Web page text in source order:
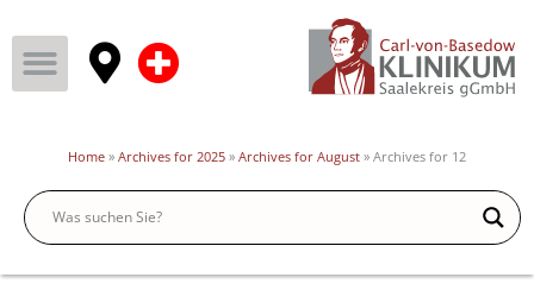
Home » Archives for 2025 » Archives for August » Archives for 12